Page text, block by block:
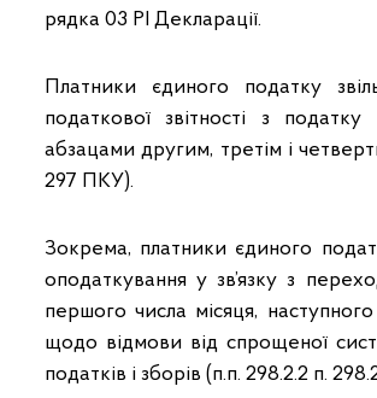
рядка 03 РІ Декларації.
Платники єдиного податку
податкової звітності з
абзацами другим, третім і
297 ПКУ).
Зокрема, платники єдиного
оподаткування у зв’язку з
першого числа місяця,
щодо відмови від спрощеної
податків і зборів (п.п. 298.2.2 п.